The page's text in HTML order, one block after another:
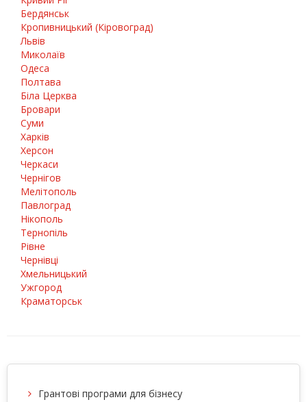
Бердянськ
Кропивницький (Кіровоград)
Львів
Миколаїв
Одеса
Полтава
Біла Церква
Бровари
Суми
Харків
Херсон
Черкаси
Чернігов
Мелітополь
Павлоград
Нікополь
Тернопіль
Рівне
Чернівці
Хмельницький
Ужгород
Краматорськ
Грантові програми для бізнесу